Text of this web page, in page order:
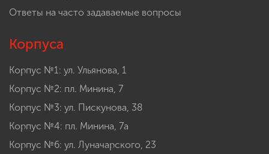
Ответы на часто задаваемые вопросы
Корпуса
Корпус №1: ул. Ульянова, 1
Корпус №2: пл. Минина, 7
Корпус №3: ул. Пискунова, 38
Корпус №4: пл. Минина, 7а
Корпус №6: ул. Луначарского, 23